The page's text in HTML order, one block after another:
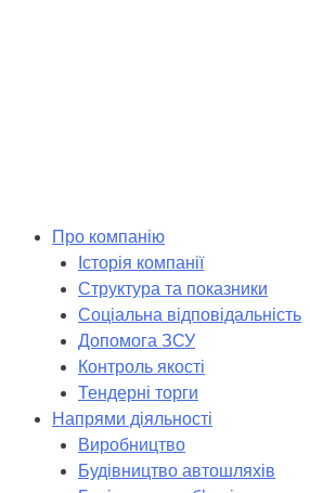
Про компанію
Історія компанії
Структура та показники
Соціальна відповідальність
Допомога ЗСУ
Контроль якості
Тендерні торги
Напрями діяльності
Виробництво
Будівництво автошляхів